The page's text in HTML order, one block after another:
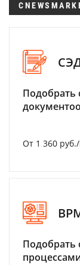
Подобрать
От 1 360
Подобрать